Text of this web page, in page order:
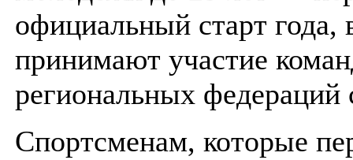
официальный старт года,
принимают участие
региональных федераций
Спортсменам, которые